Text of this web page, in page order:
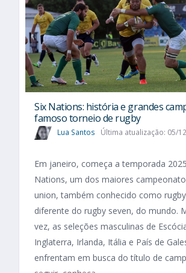
Six Nations​: história e grandes
famoso torneio de rugby
Lua Santos Última atualização: 05/
Em janeiro, começa a temporada
Nations, um dos maiores
union, também conhecido como rugby
diferente do rugby seven, do mundo.
vez, as seleções masculinas de
Inglaterra, Irlanda, Itália e País de
enfrentam em busca do título de